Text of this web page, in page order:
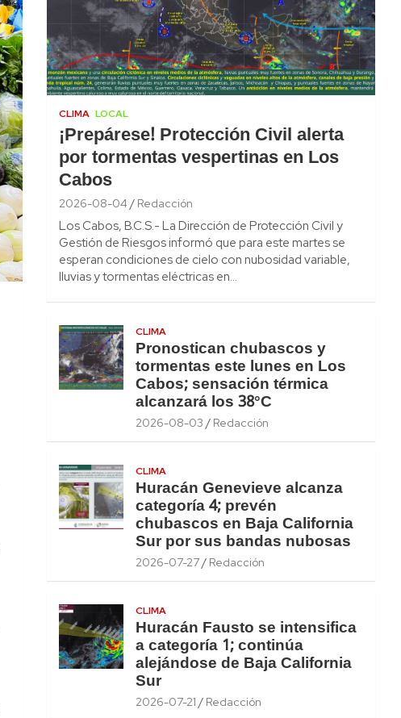
CLIMA LOCAL
¡Prepárese! Protección Civil alerta
por tormentas vespertinas en Los
Cabos
2026-08-04 Redacción
Los Cabos, B.C.S.- La Dirección de Protección Civil y
Gestión de Riesgos informó que para este martes se
esperan condiciones de cielo con nubosidad variable,
lluvias y tormentas eléctricas en…
CLIMA
Pronostican chubascos y
tormentas este lunes en Los
Cabos; sensación térmica
alcanzará los 38°C
2026-08-03 Redacción
CLIMA
Huracán Genevieve alcanza
categoría 4; prevén
chubascos en Baja California
Sur por sus bandas nubosas
2026-07-27 Redacción
CLIMA
Huracán Fausto se intensifica
a categoría 1; continúa
alejándose de Baja California
Sur
2026-07-21 Redacción